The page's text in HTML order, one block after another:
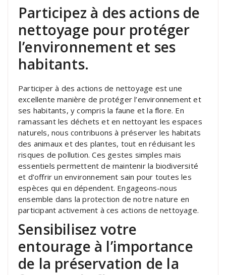
Participez à des actions de
nettoyage pour protéger
l’environnement et ses
habitants.
Participer à des actions de nettoyage est une
excellente manière de protéger l’environnement et
ses habitants, y compris la faune et la flore. En
ramassant les déchets et en nettoyant les espaces
naturels, nous contribuons à préserver les habitats
des animaux et des plantes, tout en réduisant les
risques de pollution. Ces gestes simples mais
essentiels permettent de maintenir la biodiversité
et d’offrir un environnement sain pour toutes les
espèces qui en dépendent. Engageons-nous
ensemble dans la protection de notre nature en
participant activement à ces actions de nettoyage.
Sensibilisez votre
entourage à l’importance
de la préservation de la